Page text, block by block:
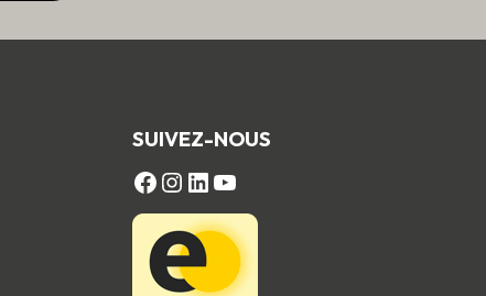
SUIVEZ-NOUS
FACEBOOK
Instagram
LinkedIn
YouTube